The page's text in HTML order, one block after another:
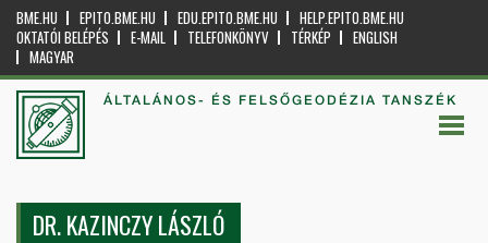
BME.HU EPITO.BME.HU EDU.EPITO.BME.HU
HELP.EPITO.BME.HU
OKTATÓI BELÉPÉS
E-MAIL TELEFONKÖNYV TÉRKÉP
ENGLISH
MAGYAR
ÁLTALÁNOS- ÉS FELSŐGEODÉZIA TANSZÉK
DR. KAZINCZY LÁSZLÓ